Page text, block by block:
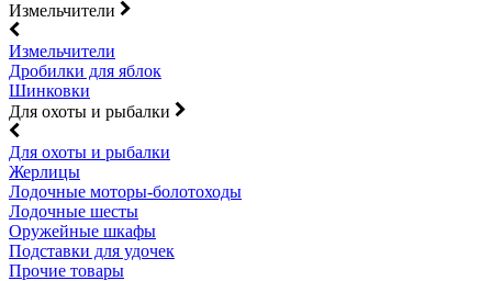
Измельчители
Измельчители
Дробилки для яблок
Шинковки
Для охоты и рыбалки
Для охоты и рыбалки
Жерлицы
Лодочные моторы-болотоходы
Лодочные шесты
Оружейные шкафы
Подставки для удочек
Прочие товары